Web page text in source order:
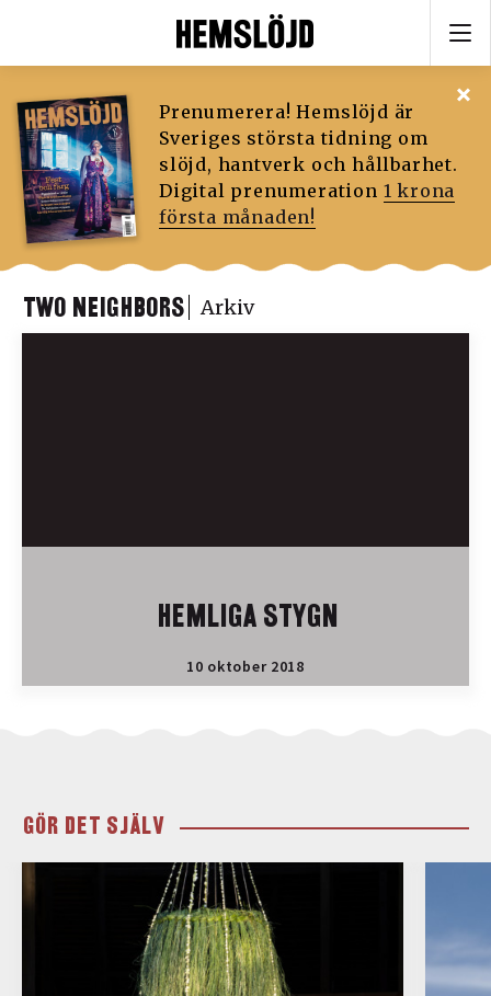
Prenumerera! Hemslöjd är
Sveriges största tidning om
slöjd, hantverk och hållbarhet.
Digital prenumeration 1 krona
första månaden!
TWO NEIGHBORS Arkiv
HEMLIGA STYGN
10 oktober 2018
GÖR DET SJÄLV